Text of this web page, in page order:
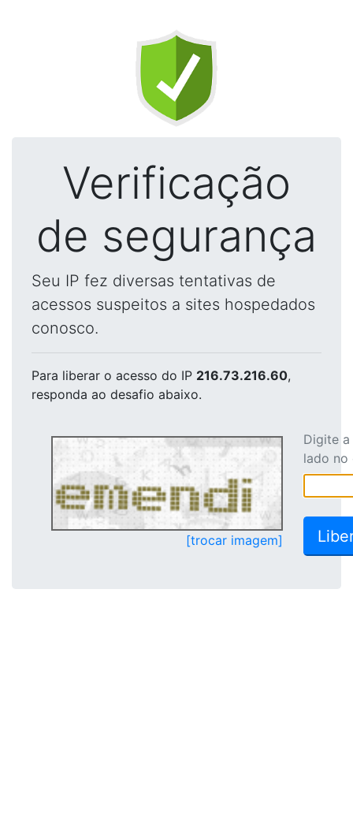
Verificação
de segurança
Seu IP fez diversas tentativas de
acessos suspeitos a sites hospedados
conosco.
Para liberar o acesso do IP 216.73.216.60,
responda ao desafio abaixo.
[trocar imagem]
Digite
lado no